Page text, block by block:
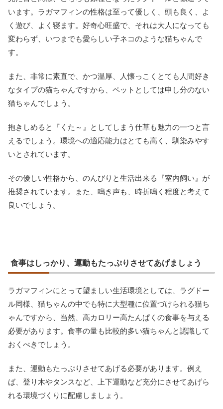
います。ラガマフィンの性格は至って優しく、頭も良く、よ
く遊び、よく寝ます。好奇心旺盛で、それは大人になっても
変わらず、いつまでも愛らしい子ネコのような猫ちゃんで
す。
また、非常に素直で、かつ温厚、人懐っこくとても人間好き
なタイプの猫ちゃんですから、ペットとしては申し分のない
猫ちゃんでしょう。
抱きしめると『くた～』としてしまう仕草も魅力の一つと言
えるでしょう。環境への適応能力はとても高く、馴染みやす
いとされています。
その優しい性格から、のんびりと生活出来る『室内飼い』が
推奨されています。また、鳴き声も、時折鳴く程度と考えて
良いでしょう。
食事はしっかり、運動もたっぷりさせてあげましょう
ラガマフィンにとって望ましい生活環境としては、ラグドー
ル同様、猫ちゃんの中でも特に大型種に位置づけられる猫ち
ゃんですから、当然、高カロリー高たんぱくの食事を与える
必要があります。食事の量も比較的多い猫ちゃんと認識して
おくべきでしょう。
また、運動もたっぷりさせてあげる必要があります。例え
ば、登り木やタンスなど、上下運動など充分にさせてあげら
れる環境づくりに配慮しましょう。